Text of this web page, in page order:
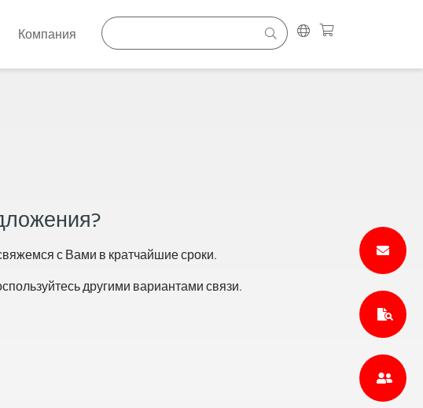
Компания
с Вами в кратчайшие сроки.
другими вариантами связи.